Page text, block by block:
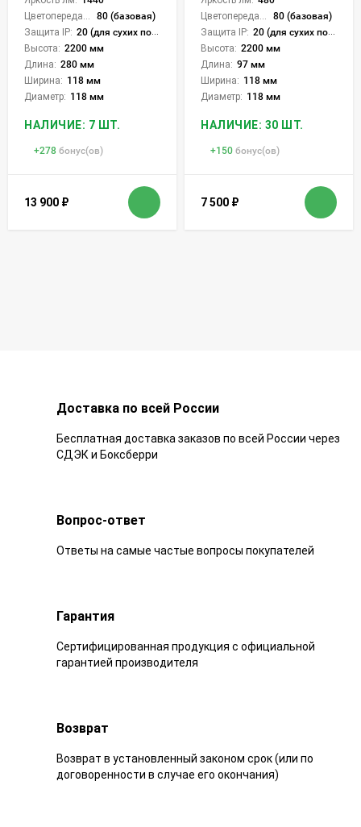
80 (базовая)
Защита IP: 20 (для сухих пом.)
Высота: 2200 мм
Длина: 280 мм
Ширина: 118 мм
Диаметр: 118 мм
НАЛИЧИЕ: 7 ШТ.
+278 бонус(ов)
13 900 ₽
Цветопередача (CRI):
80 (базовая)
Защита IP: 20 (для сухих пом.)
Высота: 2200 мм
Длина: 97 мм
Ширина: 118 мм
Диаметр: 118 мм
НАЛИЧИЕ: 30 ШТ.
+150 бонус(ов)
7 500 ₽
Доставка по всей России
Бесплатная доставка заказов по всей России через
СДЭК и Боксберри
Вопрос-ответ
Ответы на самые частые вопросы покупателей
Гарантия
Сертифицированная продукция с официальной
гарантией производителя
Возврат
Возврат в установленный законом срок (или по
договоренности в случае его окончания)